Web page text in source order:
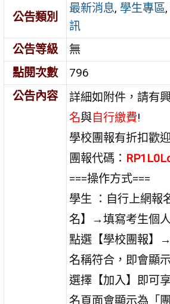
公告類別
最新消息, 學生專區
訊
公告等級
無
點閱次數
796
公告內容
詳細如附件，請有
名與自行繳費!
學校團報有折扣歡
團報代碼：
===操作方式===
學生 ：自行上網報
名】→填寫考生個
點選【學校團報】
名稱符合，即會顯
選擇【加入】即可
名頁面會顯示為「